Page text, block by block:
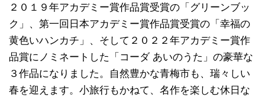
２０１９年アカデミー賞作品賞受賞の「グリーンブッ
ク」、第一回日本アカデミー賞作品賞受賞の「幸福の
黄色いハンカチ」、そして２０２２年アカデミー賞作
品賞にノミネートした「コーダ あいのうた」の豪華な
３作品になりました。自然豊かな青梅市も、瑞々しい
春を迎えます。小旅行もかねて、名作を楽しむ休日な